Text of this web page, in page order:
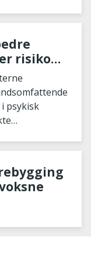
risiko
psykisk